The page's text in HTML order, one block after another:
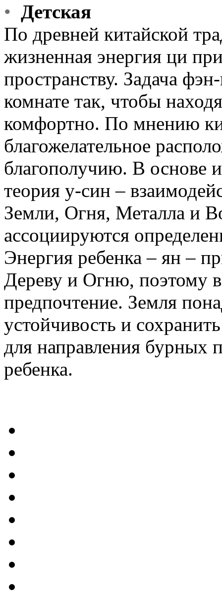
• Детская
По древней китайской
жизненная энергия ци
пространству. Задача
комнате так, чтобы
комфортно. По мнению
благожелательное
благополучию. В основе
теория у-син –
Земли, Огня, Металла и
ассоциируются
Энергия ребенка – ян –
Дереву и Огню, поэтому в
предпочтение. Земля
устойчивость и
для направления бурных
ребенка.